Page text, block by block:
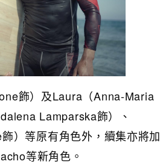
飾）及Laura（Anna-Maria
Lamparska飾）、
）等原有角色外，續集亦將加
等新角色。